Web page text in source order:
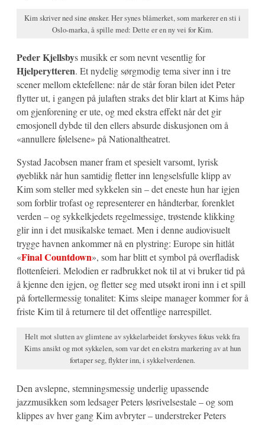
Kim skriver ned sine ønsker. Her synes blåmerket, som markerer en sti i
Oslo-marka, å spille med: Dette er en ny vei for Kim.
Peder Kjellsbys musikk er som nevnt vesentlig for
Hjelperytteren. Et nydelig sørgmodig tema siver inn i tre
scener mellom ektefellene: når de står foran bilen idet Peter
flytter ut, i gangen på julaften straks det blir klart at Kims håp
om gjenforening er ute, og med ekstra effekt når det gir
emosjonell dybde til den ellers absurde diskusjonen om å
«annullere følelsene» på Nationaltheatret.
Systad Jacobsen maner fram et spesielt varsomt, lyrisk
øyeblikk når hun samtidig fletter inn lengselsfulle klipp av
Kim som steller med sykkelen sin – det eneste hun har igjen
som forblir trofast og representerer en håndterbar, forenklet
verden – og sykkelkjedets regelmessige, trøstende klikking
glir inn i det musikalske temaet. Men i denne audiovisuelt
trygge havnen ankommer nå en plystring: Europe sin hitlåt
«Final Countdown», som har blitt et symbol på overfladisk
flottenfeieri. Melodien er radbrukket nok til at vi bruker tid på
å kjenne den igjen, og fletter seg med utsøkt ironi inn i et spill
på fortellermessig tonalitet: Kims sleipe manager kommer for å
friste Kim til å returnere til det offentlige narrespillet.
Helt mot slutten av glimtene av sykkelarbeidet forskyves fokus vekk fra
Kims ansikt og mot sykkelen, som var det en ekstra markering av at hun
fortaper seg, flykter inn, i sykkelverdenen.
Den avslepne, stemningsmessig underlig upassende
jazzmusikken som ledsager Peters løsrivelsestale – og som
klippes av hver gang Kim avbryter – understreker Peters